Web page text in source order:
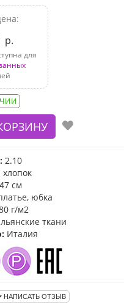
р.
для
2.10
хлопок
см
юбка
г/м2
ткани
Италия
НАПИСАТЬ ОТЗЫВ